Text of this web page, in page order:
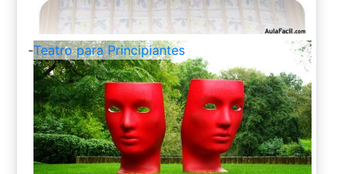
-Teatro para Principiantes